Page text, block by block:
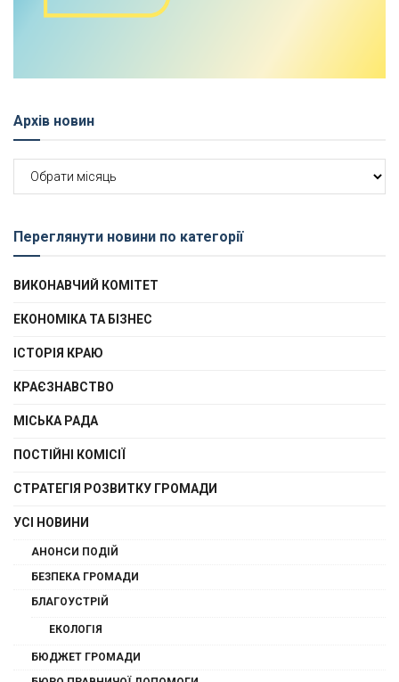
Архів новин
новин
Переглянути новини по категорії
ВИКОНАВЧИЙ КОМІТЕТ
ЕКОНОМІКА ТА БІЗНЕС
ІСТОРІЯ КРАЮ
КРАЄЗНАВСТВО
МІСЬКА РАДА
ПОСТІЙНІ КОМІСІЇ
СТРАТЕГІЯ РОЗВИТКУ ГРОМАДИ
УСІ НОВИНИ
АНОНСИ ПОДІЙ
БЕЗПЕКА ГРОМАДИ
БЛАГОУСТРІЙ
ЕКОЛОГІЯ
БЮДЖЕТ ГРОМАДИ